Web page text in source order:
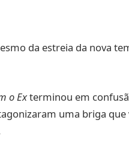
da estreia da nova
o Exterminou em
uma briga